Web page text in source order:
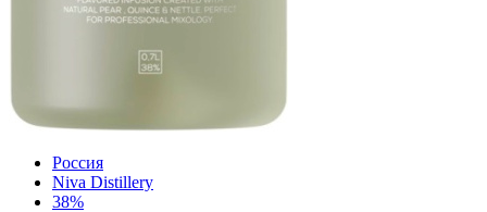
Россия
Niva Distillery
38%